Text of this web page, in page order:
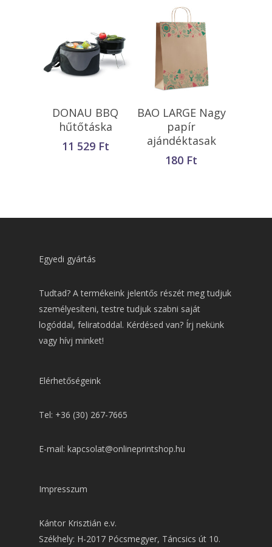
Kosárba
Teszem
DONAU BBQ
hűtőtáska
11 529 Ft
Kosárba
Teszem
BAO LARGE Nagy
papír
ajándéktasak
180 Ft
Egyedi gyártás
Tudtad? A termékeink jelentős részét meg tudjuk
személyesíteni, testre tudjuk szabni saját
logóddal, feliratoddal. Kérdésed van? Írj nekünk
vagy hívj minket!
Elérhetőségeink
Tel: +36 (30) 267-7665
E-mail: kapcsolat@onlineprintshop.hu
Impresszum
Kántor Krisztián e.v.
Székhely: H-2017 Pócsmegyer, Táncsics út 10.